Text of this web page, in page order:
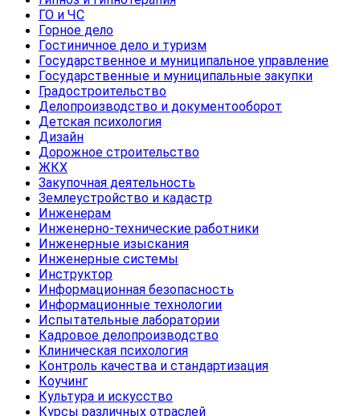
ГО и ЧС
Горное дело
Гостиничное дело и туризм
Государственное и муниципальное управление
Государственные и муниципальные закупки
Градостроительство
Делопроизводство и документооборот
Детская психология
Дизайн
Дорожное строительство
ЖКХ
Закупочная деятельность
Землеустройство и кадастр
Инженерам
Инженерно-технические работники
Инженерные изыскания
Инженерные системы
Инструктор
Информационная безопасность
Информационные технологии
Испытательные лаборатории
Кадровое делопроизводство
Клиническая психология
Контроль качества и стандартизация
Коучинг
Культура и искусство
Курсы различных отраслей